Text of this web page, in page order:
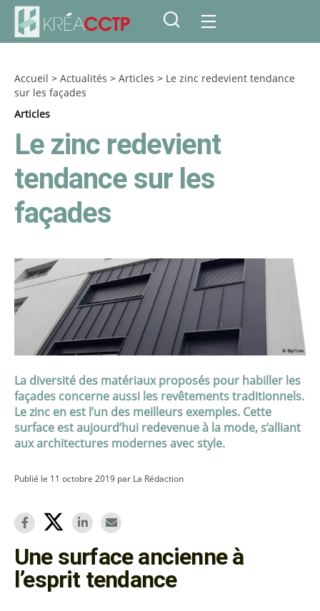
Accueil > Actualités > Articles > Le zinc redevient tendance
sur les façades
Articles
Le zinc redevient
tendance sur les
façades
La diversité des matériaux proposés pour habiller les
façades concerne aussi les revêtements traditionnels.
Le zinc en est l’un des meilleurs exemples. Cette
surface est aujourd’hui redevenue à la mode, s’alliant
aux architectures modernes avec style.
Publié le 11 octobre 2019 par La Rédaction
Une surface ancienne à
l’esprit tendance